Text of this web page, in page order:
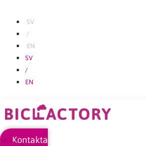
SV
/
EN
SV
/
EN
Kontakta